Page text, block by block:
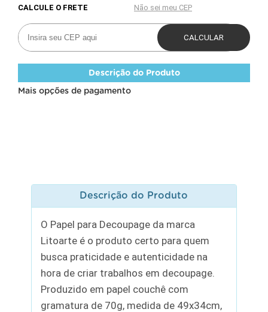
Descrição do Produto
Mais opções de pagamento
Descrição do Produto
O Papel para Decoupage da marca
Litoarte é o produto certo para quem
busca praticidade e autenticidade na
hora de criar trabalhos em decoupage.
Produzido em papel couchê com
gramatura de 70g, medida de 49x34cm,